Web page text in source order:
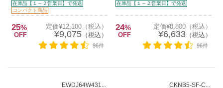
在庫品【１～２営業日】で発送
コンパクト商品
25%
OFF
定価¥12,100（税込）
¥9,075（税込）
96件
在庫品【１～２営業日】で発送
24%
OFF
定価¥8,800（税込）
¥6,633（税込）
96件
EWDJ64W431... CKNB5-SF-C...